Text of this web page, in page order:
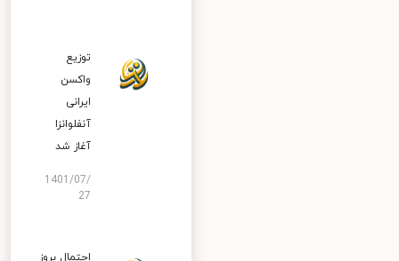
توزیع
واکسن
ایرانی
آنفلوانزا
آغاز شد
1401/07/
27
احتمال بروز